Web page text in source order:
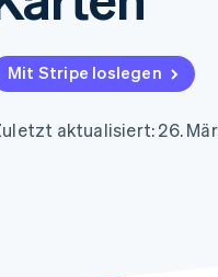
Bezahlvorgang
Mit Stripe loslegen
aktualisiert: 26.